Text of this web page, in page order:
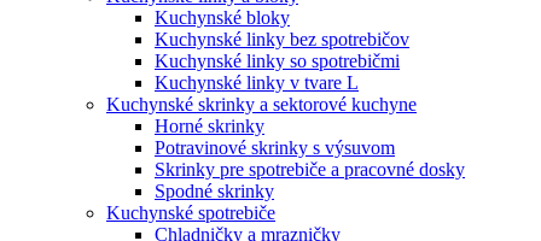
Kuchynské bloky
Kuchynské linky bez spotrebičov
Kuchynské linky so spotrebičmi
Kuchynské linky v tvare L
Kuchynské skrinky a sektorové kuchyne
Horné skrinky
Potravinové skrinky s výsuvom
Skrinky pre spotrebiče a pracovné dosky
Spodné skrinky
Kuchynské spotrebiče
Chladničky a mrazničky